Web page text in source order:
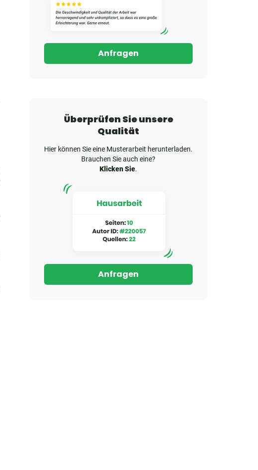
Anfragen
Überprüfen Sie unsere
Qualität
Hier können Sie eine Musterarbeit herunterladen.
Brauchen Sie auch eine?
Klicken Sie.
Anfragen